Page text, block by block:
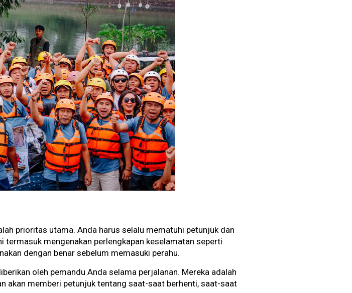
prioritas utama. Anda harus selalu mematuhi petunjuk dan
mengenakan perlengkapan keselamatan seperti
dengan benar sebelum memasuki perahu.
oleh pemandu Anda selama perjalanan. Mereka adalah
akan memberi petunjuk tentang saat-saat berhenti, saat-saat